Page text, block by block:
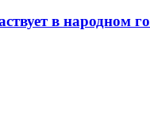
в народном